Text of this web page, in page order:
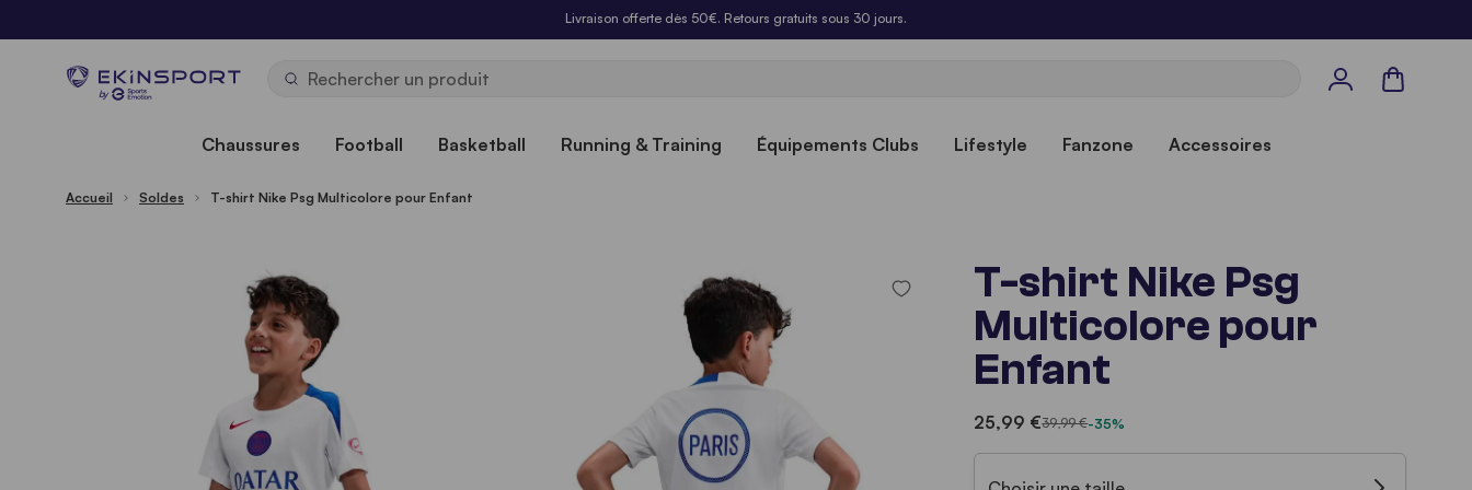
Livraison offerte dès 50€. Retours gratuits sous 30 jours.
by
Panier
Chaussures Football Basketball Running & Training Équipements Clubs Lifestyle Fanzone Accessoires
Accueil Soldes T-shirt Nike Psg Multicolore pour Enfant
T-shirt Nike Psg
Multicolore pour
Enfant
25,99 €39,99 €-35%